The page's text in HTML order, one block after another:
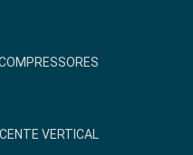
VERTICAL